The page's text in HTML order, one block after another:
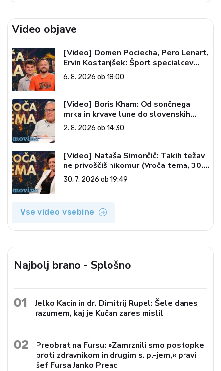
Video objave
[Video] Domen Pociecha, Pero Lenart,
Ervin Kostanjšek: Šport specialcev
(Vroča tema, 6. 8. 2026)
6. 8. 2026 ob 18:00
[Video] Boris Kham: Od sončnega
mrka in krvave lune do slovenskih
pečatov v vesolju (Vroča tema, 2. 8.
2026)
2. 8. 2026 ob 14:30
[Video] Nataša Simončič: Takih težav
ne privoščiš nikomur (Vroča tema, 30.
7. 2026)
30. 7. 2026 ob 19:49
Vse video vsebine
Najbolj brano - Splošno
01
Jelko Kacin in dr. Dimitrij Rupel: Šele danes
razumem, kaj je Kučan zares mislil
02
Preobrat na Fursu: »Zamrznili smo postopke
proti zdravnikom in drugim s. p.-jem,« pravi
šef Fursa Janko Preac